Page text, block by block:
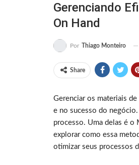
Gerenciando
On Hand
Por Thiago Monteiro
Share
Gerenciar os materiais
e no sucesso do
processo. Uma delas é
explorar como essa
otimizar seus processos